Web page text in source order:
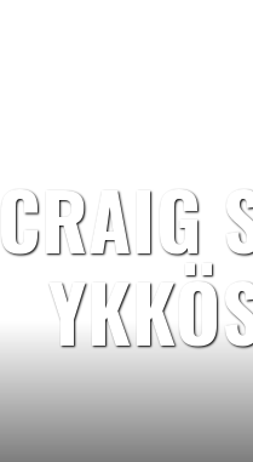
CRAIG